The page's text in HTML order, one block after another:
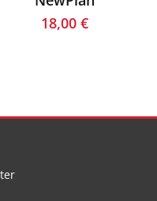
18,00 €